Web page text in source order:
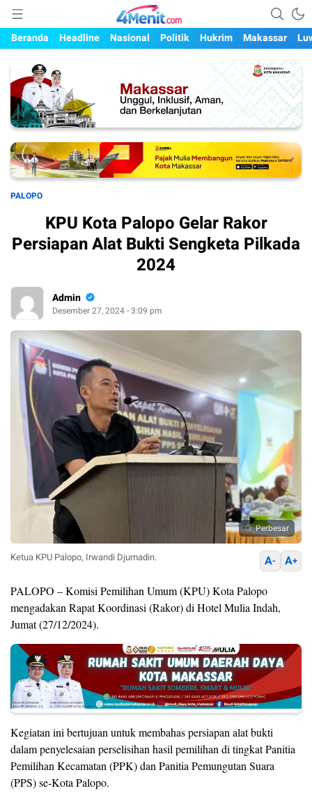
4menit.com
Mengungkap Kisah, Setiap Hari
Beranda
Headline Nasional Politik Hukrim Makassar
PALOPO
KPU Kota Palopo Gelar Rakor
Persiapan Alat Bukti Sengketa Pilkada
2024
Admin
Desember 27, 2024 - 3:09 pm
Perbesar
Ketua KPU Palopo, Irwandi Djumadin. A- A+
PALOPO – Komisi Pemilihan Umum (KPU) Kota Palopo
mengadakan Rapat Koordinasi (Rakor) di Hotel Mulia Indah,
Jumat (27/12/2024).
Kegiatan ini bertujuan untuk membahas persiapan alat bukti
dalam penyelesaian perselisihan hasil pemilihan di tingkat Panitia
Pemilihan Kecamatan (PPK) dan Panitia Pemungutan Suara
(PPS) se-Kota Palopo.